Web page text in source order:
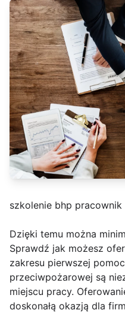
szkolenie bhp
Dzięki temu można
Sprawdź jak możesz
zakresu pierwszej
przeciwpożarowej są
miejscu pracy.
doskonałą okazją dla